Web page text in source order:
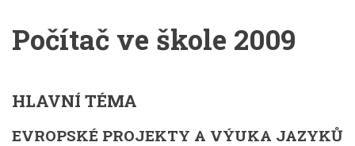
Počítač ve škole 2009
HLAVNÍ TÉMA
EVROPSKÉ PROJEKTY A VÝUKA JAZYKŮ